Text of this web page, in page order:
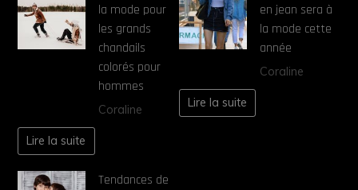
la mode pour
les grands
chandails
colorés pour
hommes
Coraline
Lire la suite
en jean sera à
la mode cette
année
Coraline
Lire la suite
Tendances de